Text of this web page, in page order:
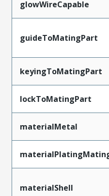
glowWireCapable
guideToMatingPart
keyingToMatingPart
lockToMatingPart
materialMetal
materialShell